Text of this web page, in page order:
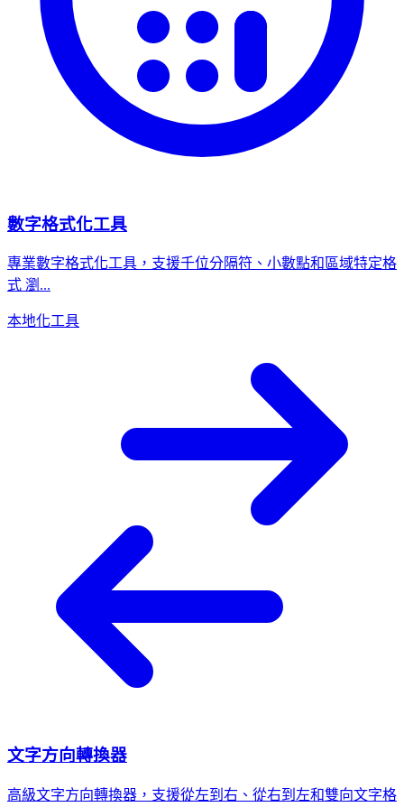
數字格式化工具
專業數字格式化工具，支援千位分隔符、小數點和區域特定格
式 瀏...
本地化工具
文字方向轉換器
高級文字方向轉換器，支援從左到右、從右到左和雙向文字格